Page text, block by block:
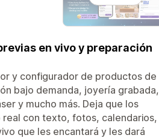
en vivo y preparación
y configurador de productos de
bajo demanda, joyería grabada,
y mucho más. Deja que los
con texto, fotos, calendarios,
que les encantará y les dará